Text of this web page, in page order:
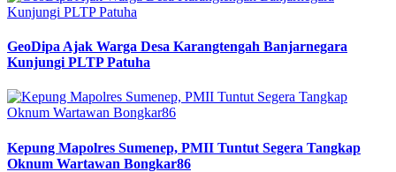
GeoDipa Ajak Warga Desa Karangtengah Banjarnegara
Kunjungi PLTP Patuha
Kepung Mapolres Sumenep, PMII Tuntut Segera Tangkap
Oknum Wartawan Bongkar86